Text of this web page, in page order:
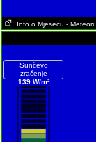
Info o Mjesecu - Meteori
Sunčevo
zračenje
139 W/m²